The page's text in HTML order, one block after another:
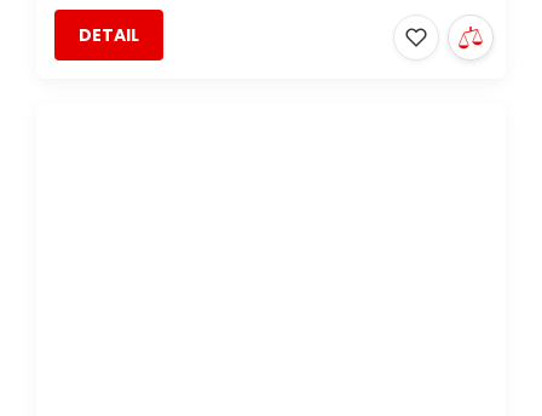
DETAIL